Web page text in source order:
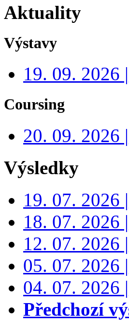
Aktuality
Výstavy
19. 09. 2026
Coursing
20. 09. 2026
Výsledky
19. 07. 2026
18. 07. 2026
12. 07. 2026
05. 07. 2026
04. 07. 2026
Předchozí